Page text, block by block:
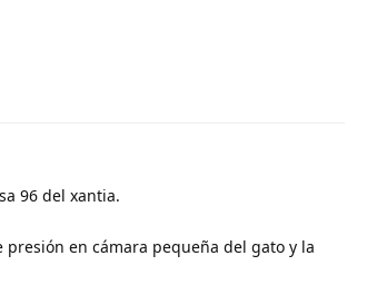
96 del xantia.
en cámara pequeña del gato y la